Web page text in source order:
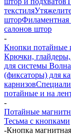
текстиля
шторФиламентная
салонов штор
-
Кнопки потайные
Крючки, глайдеры,
для системы Волна
(фиксаторы) для
карнизов
потайные и на
-
Потайные
Тесьма с кнопками
-Кнопка